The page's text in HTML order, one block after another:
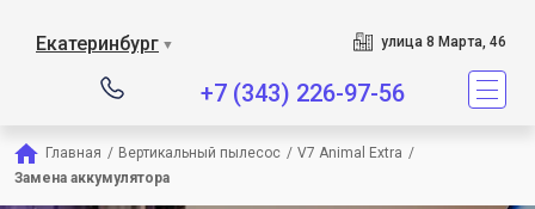
Екатеринбург ▼ улица 8 Марта, 46
+7 (343) 226-97-56
Главная / Вертикальный пылесос / V7 Animal Extra /
Замена аккумулятора